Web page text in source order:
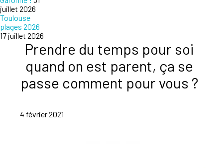
juillet 2026
Toulouse
plages 2026
17 juillet 2026
Prendre du temps pour soi
quand on est parent, ça se
passe comment pour vous ?
4 février 2021